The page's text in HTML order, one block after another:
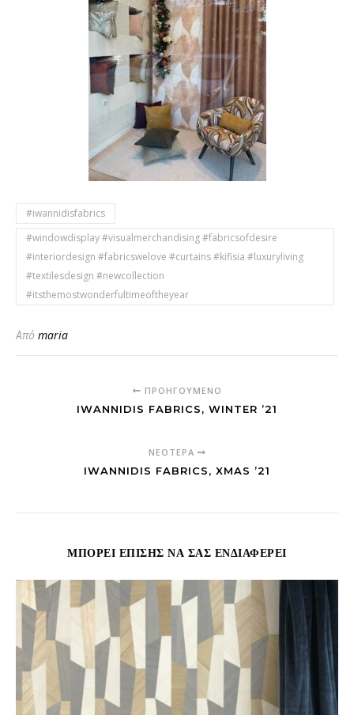
#iwannidisfabrics
#windowdisplay #visualmerchandising #fabricsofdesire
#interiordesign #fabricswelove #curtains #kifisia #luxuryliving
#textilesdesign #newcollection
#itsthemostwonderfultimeoftheyear
Από maria
ΠΡΟΗΓΟΎΜΕΝΟ
IWANNIDIS FABRICS, WINTER ’21
ΝΕΌΤΕΡΑ
IWANNIDIS FABRICS, XMAS ’21
ΜΠΟΡΕΊ ΕΠΊΣΗΣ ΝΑ ΣΑΣ ΕΝΔΙΑΦΈΡΕΙ